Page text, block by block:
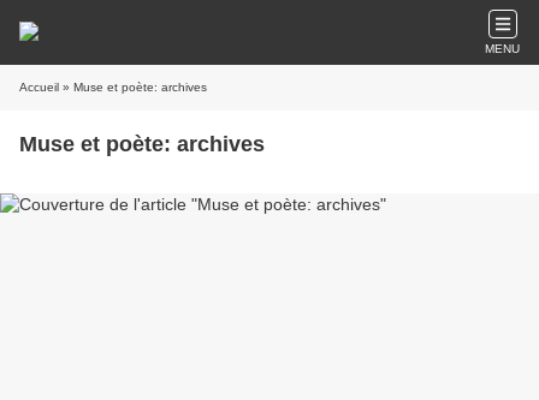
MENU
Accueil » Muse et poète: archives
Muse et poète: archives